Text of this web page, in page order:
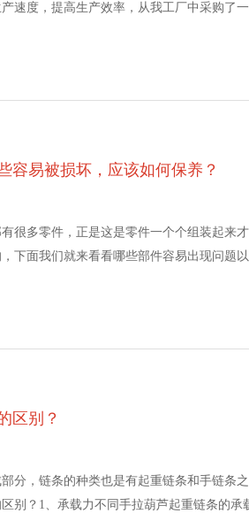
速度，提高生产效率，从我工厂中采购了
容易被损坏，应该如何保养？
很多零件，正是这是零件一个个组装起来
下面我们就来看看哪些部件容易出现问题
区别？
分，链条的种类也是有起重链条和手链条
别？1、承载力不同手拉葫芦起重链条的